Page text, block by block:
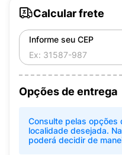
Calcular frete
Informe seu CEP
Opções de entrega
Consulte pelas opções
localidade desejada.
poderá decidir de